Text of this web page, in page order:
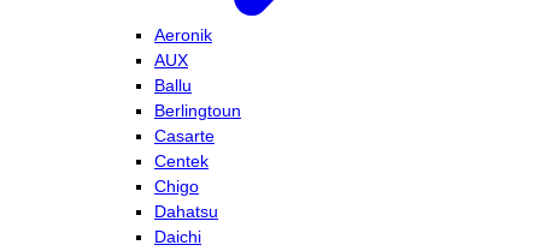
Aeronik
AUX
Ballu
Berlingtoun
Casarte
Centek
Chigo
Dahatsu
Daichi